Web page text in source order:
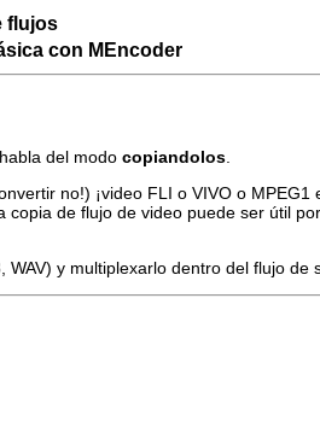
flujos
con MEncoder
del modo copiandolos
no!) ¡video FLI o VIVO o MPEG1
de flujo de video puede ser útil
y multiplexarlo dentro del flujo de